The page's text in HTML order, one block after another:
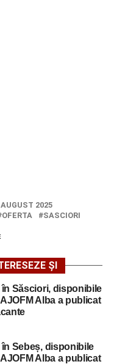
2025
OFERTA SASCIORI
ȘI
Săsciori, disponibile
Alba a publicat
Sebeș, disponibile
Alba a publicat